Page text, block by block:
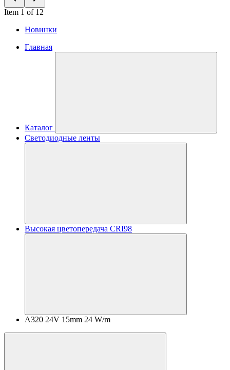
Item 1 of 12
Новинки
Главная
Каталог
Светодиодные ленты
Высокая цветопередача CRI98
A320 24V 15mm 24 W/m